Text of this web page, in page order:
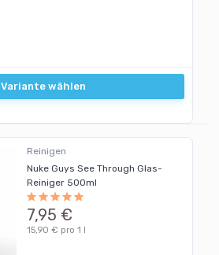
Variante wählen
Reinigen
Nuke Guys See Through Glas-
Reiniger 500ml
7,95 €
15,90 € pro 1 l